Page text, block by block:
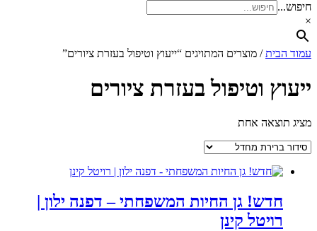
חיפוש...
×
עמוד הבית/ מוצרים המתויגים “ייעוץ וטיפול בעזרת ציורים”
ייעוץ וטיפול בעזרת ציורים
מציג תוצאה אחת
חדש! גן החיות המשפחתי – דפנה ילון |
רויטל קינן